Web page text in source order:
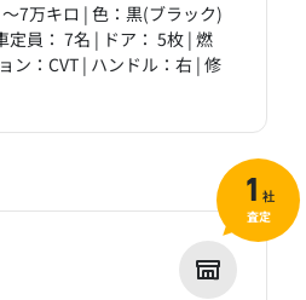
7万キロ | 色：黒(ブラック)
定員： 7名 | ドア： 5枚 | 燃
ン：CVT | ハンドル：右 | 修
1 社
査定